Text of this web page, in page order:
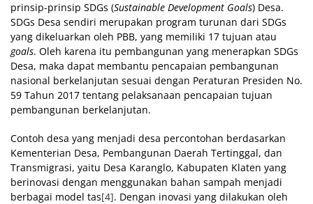
prinsip-prinsip SDGs (Sustainable Development Goals) Desa.
SDGs Desa sendiri merupakan program turunan dari SDGs
yang dikeluarkan oleh PBB, yang memiliki 17 tujuan atau
goals. Oleh karena itu pembangunan yang menerapkan SDGs
Desa, maka dapat membantu pencapaian pembangunan
nasional berkelanjutan sesuai dengan Peraturan Presiden No.
59 Tahun 2017 tentang pelaksanaan pencapaian tujuan
pembangunan berkelanjutan.
Contoh desa yang menjadi desa percontohan berdasarkan
Kementerian Desa, Pembangunan Daerah Tertinggal, dan
Transmigrasi, yaitu Desa Karanglo, Kabupaten Klaten yang
berinovasi dengan menggunakan bahan sampah menjadi
berbagai model tas[4]. Dengan inovasi yang dilakukan oleh